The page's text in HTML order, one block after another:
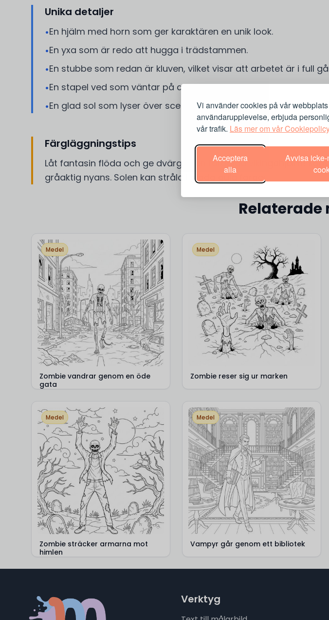
Vi använder cookies på vår
användarupplevelse, erbjuda
vår trafik. Läs mer om vår
Acceptera
alla
Avvisa
Unika detaljer
•En hjälm med horn som ger karaktären en unik look.
•En yxa som är redo att hugga i trädstammen.
•En stubbe som redan är kluven, vilket visar att arbetet är i full
•En stapel ved som väntar på att bli färdig.
•En glad sol som lyser över scenen.
Färgläggningstips
Låt fantasin flöda och ge dvärgen en färgglad vikingahjälm!
gråaktig nyans. Solen kan stråla i glada gula färger.
Medel
Zombie vandrar genom en öde
gata
Medel
Zombie reser sig ur marken
Medel
Zombie sträcker armarna mot
himlen
Medel
Vampyr går genom ett bibliotek
Verktyg